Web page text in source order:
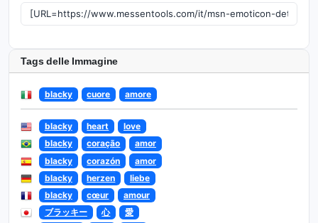
Tags delle Immagine
blacky cuore amore
blacky heart
love
blacky
coração
amor
blacky
corazón
amor
blacky
herzen
liebe
blacky
cœur
amour
ブラッキー
心
愛